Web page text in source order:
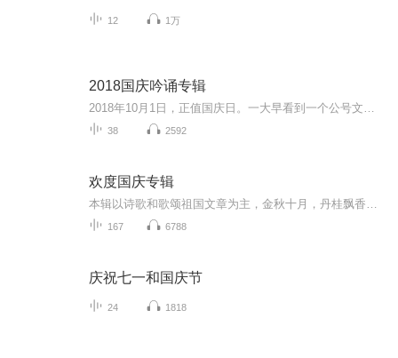
12 1万
2018国庆吟诵专辑
38 2592
欢度国庆专辑
167 6788
庆祝七一和国庆节
24 1818